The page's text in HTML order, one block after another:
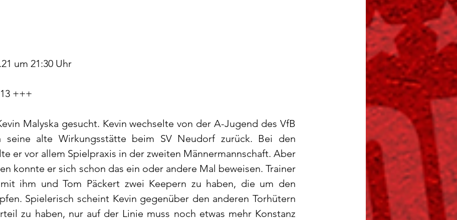
um 21:30 Uhr
+++
Malyska gesucht. Kevin wechselte von der A-Jugend des VfB
seine alte Wirkungsstätte beim SV Neudorf zurück. Bei den
er vor allem Spielpraxis in der zweiten Männermannschaft. Aber
konnte er sich schon das ein oder andere Mal beweisen. Trainer
ihm und Tom Päckert zwei Keepern zu haben, die um den
Spielerisch scheint Kevin gegenüber den anderen Torhütern
zu haben, nur auf der Linie muss noch etwas mehr Konstanz